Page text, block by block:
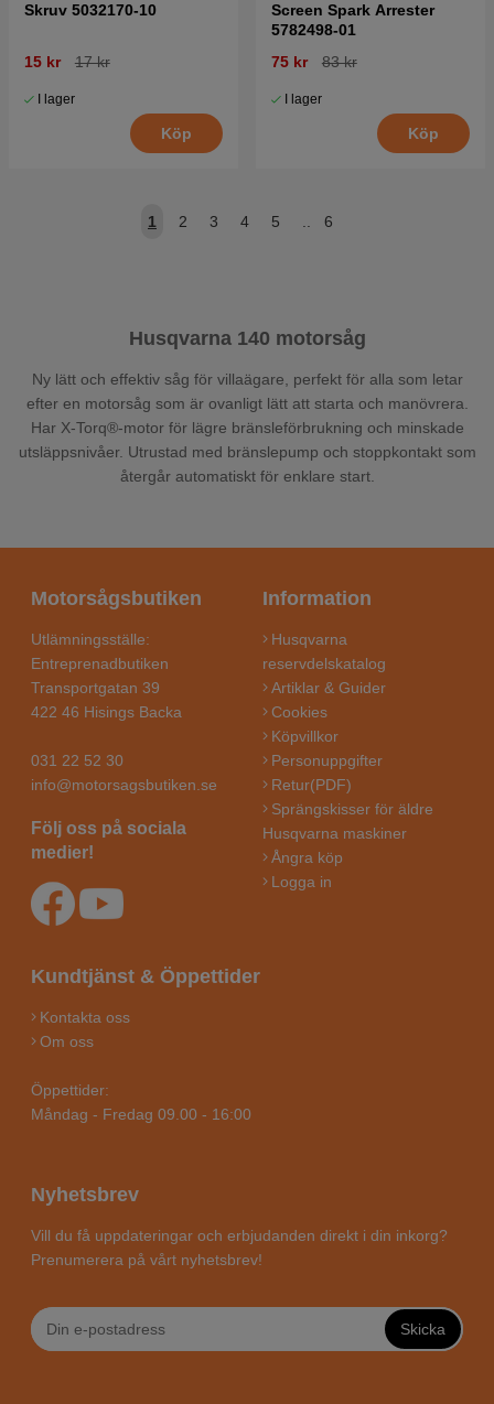
Skruv 5032170-10
15 kr 17 kr
I lager
Köp
Screen Spark Arrester
5782498-01
75 kr
83 kr
I lager
Köp
1 2 3 4 5 .. 6
Husqvarna 140 motorsåg
Ny lätt och effektiv såg för villaägare, perfekt för alla som letar
efter en motorsåg som är ovanligt lätt att starta och manövrera.
Har X-Torq®-motor för lägre bränsleförbrukning och minskade
utsläppsnivåer. Utrustad med bränslepump och stoppkontakt som
återgår automatiskt för enklare start.
Motorsågsbutiken
Utlämningsställe:
Entreprenadbutiken
Transportgatan 39
422 46 Hisings Backa
031 22 52 30
info@motorsagsbutiken.se
Följ oss på sociala
medier!
Information
Husqvarna
reservdelskatalog
Artiklar & Guider
Cookies
Köpvillkor
Personuppgifter
Retur(PDF)
Sprängskisser för äldre
Husqvarna maskiner
Ångra köp
Logga in
Kundtjänst & Öppettider
Kontakta oss
Om oss
Öppettider:
Måndag - Fredag 09.00 - 16:00
Nyhetsbrev
Vill du få uppdateringar och erbjudanden direkt i din inkorg?
Prenumerera på vårt nyhetsbrev!
Skicka